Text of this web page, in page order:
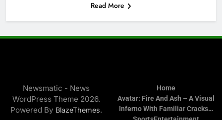
Read More
Newsmatic - News
WordPress Theme 2026.
Powered By BlazeThemes.
Home
Avatar: Fire And Ash – A Visual
Inferno With Familiar Cracks…